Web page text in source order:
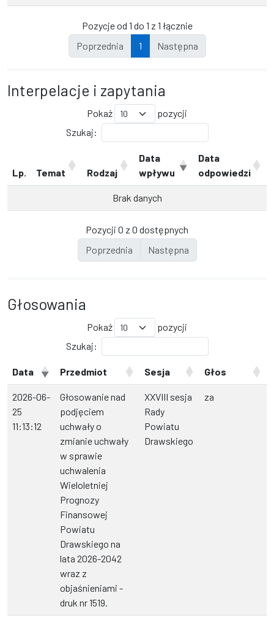
Pozycje od 1 do 1 z 1 łącznie
Poprzednia
1 Następna
Interpelacje i zapytania
Pokaż
pozycji
Szukaj:
Lp. Temat Rodzaj
Data
wpływu
Data
odpowiedzi
Brak danych
Pozycji 0 z 0 dostępnych
Poprzednia
Następna
Głosowania
Pokaż
pozycji
Szukaj:
Data Przedmiot Sesja Głos
2026-06-
25
11:13:12
Głosowanie nad
podjęciem
uchwały o
zmianie uchwały
w sprawie
uchwalenia
Wieloletniej
Prognozy
Finansowej
Powiatu
Drawskiego na
lata 2026-2042
wraz z
objaśnieniami -
druk nr 1519.
XXVIII sesja
Rady
Powiatu
Drawskiego
za